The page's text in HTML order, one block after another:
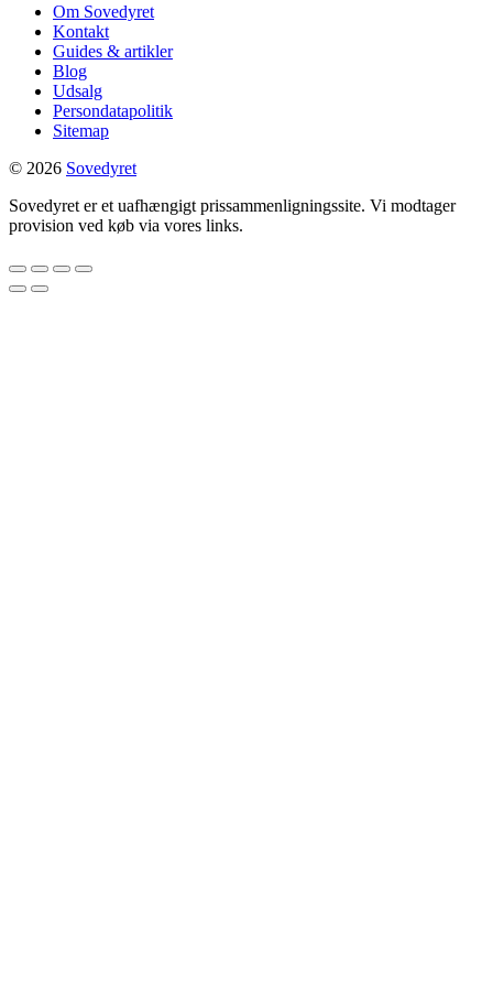
Om Sovedyret
Kontakt
Guides & artikler
Blog
Udsalg
Persondatapolitik
Sitemap
© 2026 Sovedyret
Sovedyret er et uafhængigt prissammenligningssite. Vi modtager
provision ved køb via vores links.